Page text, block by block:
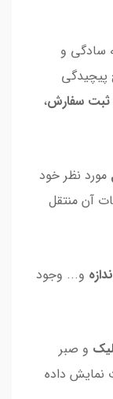
سادگی و
پیچیدگی
ثبت سفارش،
مورد نظر خود
آن منتقل
و... وجود
و صبر
نمایش داده